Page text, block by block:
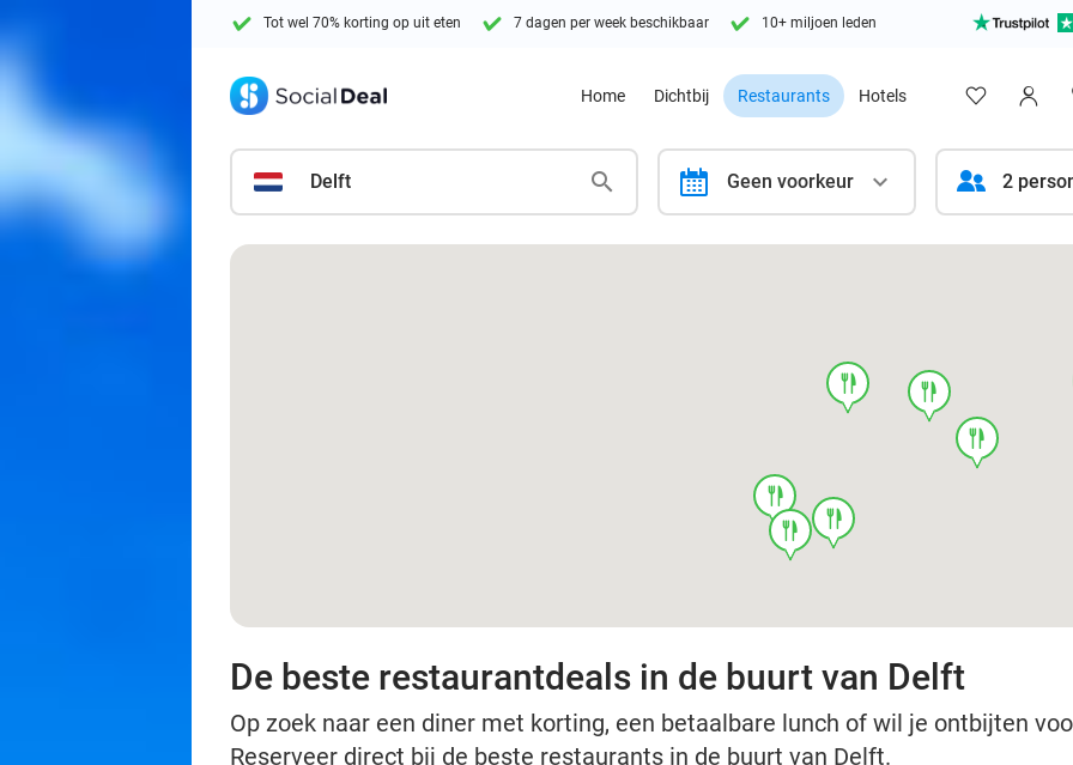
Tot wel 70% korting op uit eten 7 dagen per week beschikbaar 10+ miljoen leden
Home Dichtbij Restaurants Hotels
Delft calendar Geen voorkeur 2
food
food
food
food
food
food
De beste restaurantdeals in de buurt van Delft
Op zoek naar een diner met korting, een betaalbare lunch of wil je ontbijten
Reserveer direct bij de beste restaurants in de buurt van Delft.